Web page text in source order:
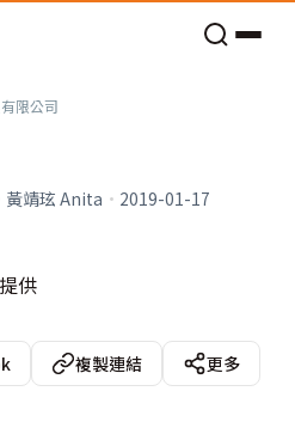
限公司
黃靖玹 Anita · 2019-01-17
供
複製連結
更多